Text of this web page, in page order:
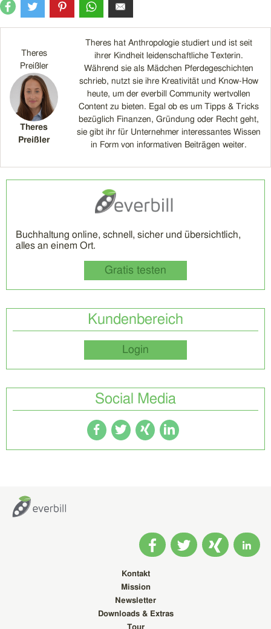
Theres
Preißler
Theres
Preißler
Theres hat Anthropologie studiert und ist seit
ihrer Kindheit leidenschaftliche Texterin.
Während sie als Mädchen Pferdegeschichten
schrieb, nutzt sie ihre Kreativität und Know-How
heute, um der everbill Community wertvollen
Content zu bieten. Egal ob es um Tipps & Tricks
bezüglich Finanzen, Gründung oder Recht geht,
sie gibt ihr für Unternehmer interessantes Wissen
in Form von informativen Beiträgen weiter.
Buchhaltung online, schnell, sicher und übersichtlich,
alles an einem Ort.
Gratis testen
Kundenbereich
Login
Social Media
Kontakt
Mission
Newsletter
Downloads & Extras